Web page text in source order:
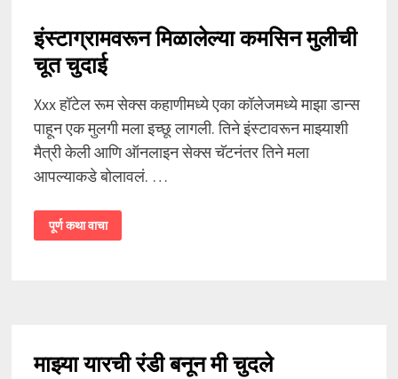
इंस्टाग्रामवरून मिळालेल्या कमसिन मुलीची
चूत चुदाई
Xxx हॉटेल रूम सेक्स कहाणीमध्ये एका कॉलेजमध्ये माझा डान्स
पाहून एक मुलगी मला इच्छू लागली. तिने इंस्टावरून माझ्याशी
मैत्री केली आणि ऑनलाइन सेक्स चॅटनंतर तिने मला
आपल्याकडे बोलावलं. …
इंस्टाग्रामवरून
मिळालेल्या
कमसिन
पूर्ण कथा वाचा
माझ्या यारची रंडी बनून मी चुदले